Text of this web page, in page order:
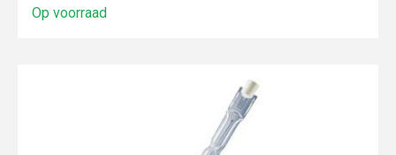
Op voorraad